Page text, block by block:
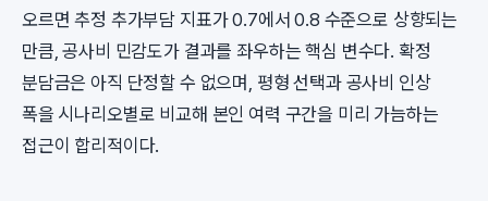
오르면 추정 추가부담 지표가 0.7에서 0.8 수준으로 상향되는
만큼, 공사비 민감도가 결과를 좌우하는 핵심 변수다. 확정
분담금은 아직 단정할 수 없으며, 평형 선택과 공사비 인상
폭을 시나리오별로 비교해 본인 여력 구간을 미리 가늠하는
접근이 합리적이다.